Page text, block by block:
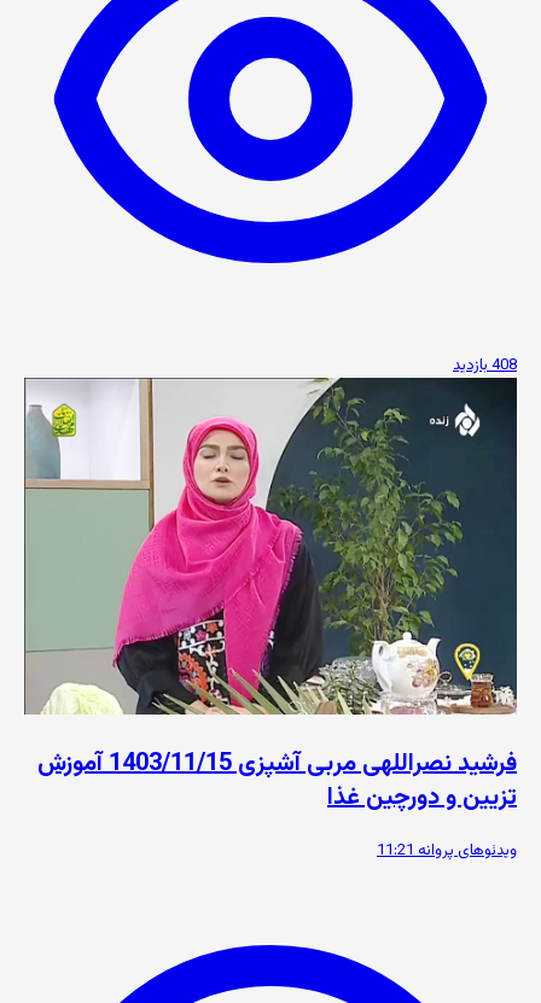
408 بازدید
فرشید نصراللهی مربی آشپزی 1403/11/15 آموزش
تزیین و دورچین غذا
ویدئوهای پروانه11:21